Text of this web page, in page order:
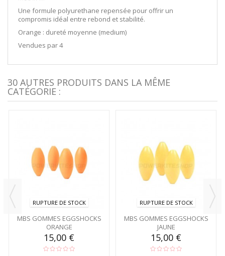
Une formule polyurethane repensée pour offrir un
compromis idéal entre rebond et stabilité.
Orange : dureté moyenne (medium)
Vendues par 4
30 AUTRES PRODUITS DANS LA MÊME
CATÉGORIE :
RUPTURE DE STOCK
MBS GOMMES EGGSHOCKS
ORANGE
15,00 €
RUPTURE DE STOCK
MBS GOMMES EGGSHOCKS
JAUNE
15,00 €